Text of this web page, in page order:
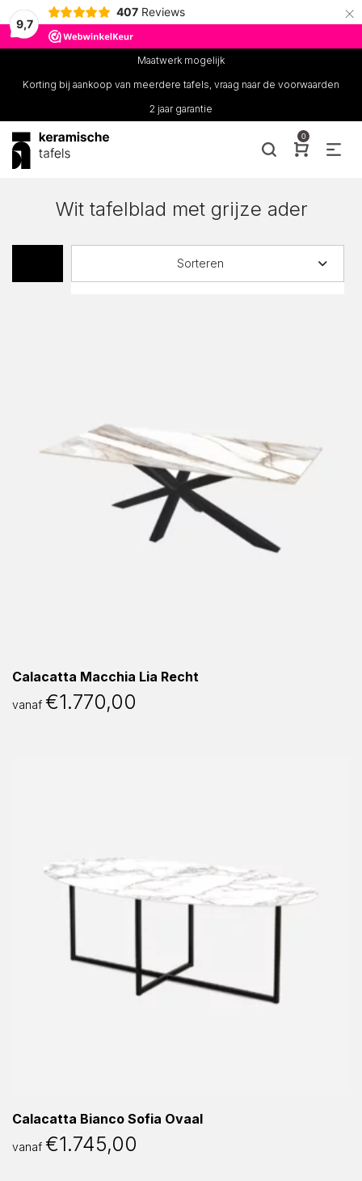
9,7
407 Reviews ×
Maatwerk mogelijk
Korting bij aankoop van meerdere tafels, vraag naar de voorwaarden
2 jaar garantie
0
Wit tafelblad met grijze ader
Sorteren
Calacatta Macchia Lia Recht
vanaf €1.770,00
Calacatta Bianco Sofia Ovaal
vanaf €1.745,00